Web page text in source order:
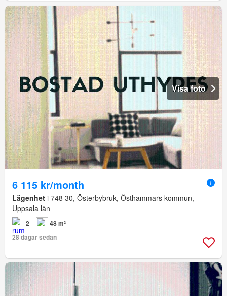
Visa foto
6 115 kr/month
Lägenhet i 748 30, Österbybruk, Östhammars kommun,
Uppsala län
2
48 m²
28 dagar sedan